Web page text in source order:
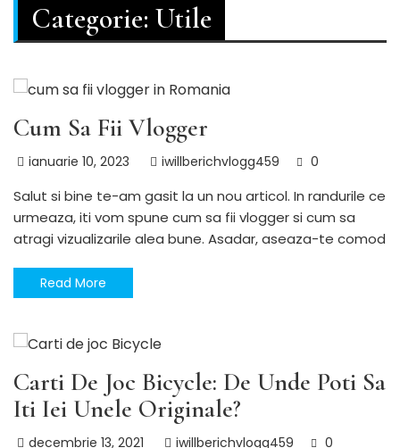
Categorie: Utile
Cum Sa Fii Vlogger
ianuarie 10, 2023 iwillberichvlogg459 0
Salut si bine te-am gasit la un nou articol. In randurile ce
urmeaza, iti vom spune cum sa fii vlogger si cum sa
atragi vizualizarile alea bune. Asadar, aseaza-te comod
Read More
Carti De Joc Bicycle: De Unde Poti Sa
Iti Iei Unele Originale?
decembrie 13, 2021 iwillberichvlogg459 0